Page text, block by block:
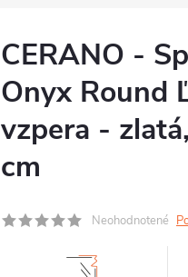
CERANO -
Onyx Round
vzpera -
cm
Neohodnotené